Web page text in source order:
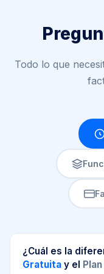
Todo lo que
¿Cuál es la
Gratuita y el